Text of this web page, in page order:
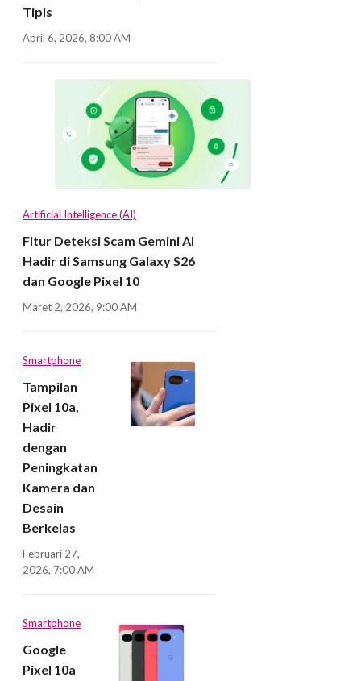
Tipis
April 6, 2026, 8:00 AM
Artificial Intelligence (AI)
Fitur Deteksi Scam Gemini AI
Hadir di Samsung Galaxy S26
dan Google Pixel 10
Maret 2, 2026, 9:00 AM
Smartphone
Tampilan
Pixel 10a,
Hadir
dengan
Peningkatan
Kamera dan
Desain
Berkelas
Februari 27,
2026, 7:00 AM
Smartphone
Google
Pixel 10a